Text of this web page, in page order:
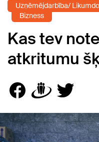
Uzņēmējdarbība/
Bizness
Kas tev
atkritumu